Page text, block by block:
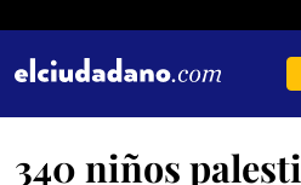
340 niños